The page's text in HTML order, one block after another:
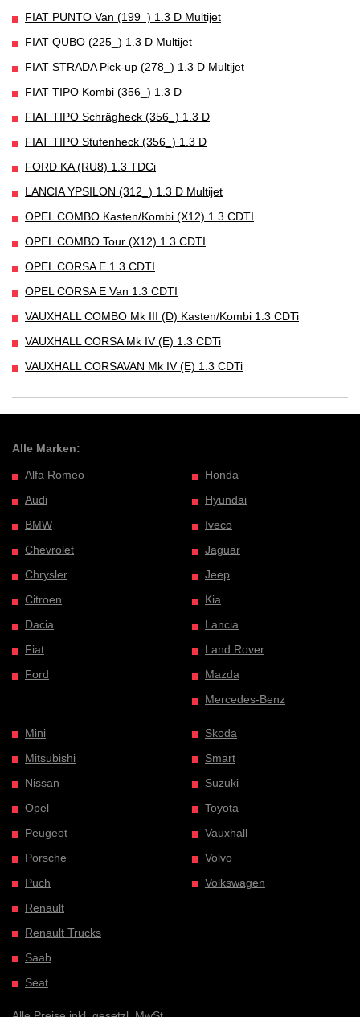
FIAT PUNTO Van (199_) 1.3 D Multijet
FIAT QUBO (225_) 1.3 D Multijet
FIAT STRADA Pick-up (278_) 1.3 D Multijet
FIAT TIPO Kombi (356_) 1.3 D
FIAT TIPO Schrägheck (356_) 1.3 D
FIAT TIPO Stufenheck (356_) 1.3 D
FORD KA (RU8) 1.3 TDCi
LANCIA YPSILON (312_) 1.3 D Multijet
OPEL COMBO Kasten/Kombi (X12) 1.3 CDTI
OPEL COMBO Tour (X12) 1.3 CDTI
OPEL CORSA E 1.3 CDTI
OPEL CORSA E Van 1.3 CDTI
VAUXHALL COMBO Mk III (D) Kasten/Kombi 1.3 CDTi
VAUXHALL CORSA Mk IV (E) 1.3 CDTi
VAUXHALL CORSAVAN Mk IV (E) 1.3 CDTi
Alle Marken:
Alfa Romeo
Audi
BMW
Chevrolet
Chrysler
Citroen
Dacia
Fiat
Ford
Honda
Hyundai
Iveco
Jaguar
Jeep
Kia
Lancia
Land Rover
Mazda
Mercedes-Benz
Mini
Mitsubishi
Nissan
Opel
Peugeot
Porsche
Puch
Renault
Renault Trucks
Saab
Seat
Skoda
Smart
Suzuki
Toyota
Vauxhall
Volvo
Volkswagen